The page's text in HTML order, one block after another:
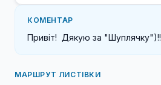
КОМЕНТАР
Привіт!  Дякую за "Шуплячку")!!
МАРШРУТ ЛИСТІВКИ